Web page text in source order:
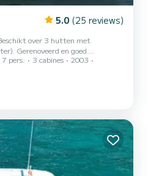
5.0 (25 reviews)
over 3 hutten met
Gerenoveerd en goed
+ schipper. Aangemeerd
7 pers. 3 cabines
2003